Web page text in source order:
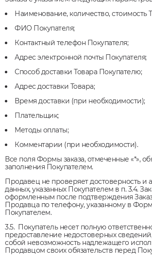
Наименование, количество, стоимость
ФИО Покупателя;
Контактный телефон Покупателя;
Адрес электронной почты Покупателя;
Способ доставки Товара Покупателю;
Адрес доставки Товара;
Время доставки (при необходимости);
Плательщик;
Методы оплаты;
Комментарии (при необходимости).
Все поля Формы заказа, отмеченные «*»,
заполнения Покупателем.
Продавец не проверяет достоверность и
данных, указанных Покупателем в п. 3.4.
оформленным после подтверждения
Продавца по телефону, указанному в
Покупателем.
3.5. Покупатель несет полную
предоставление недостоверных
собой невозможность надлежащего
Продавцом своих обязательств перед